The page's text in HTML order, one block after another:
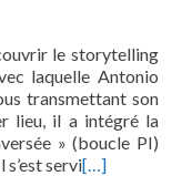
le storytelling
laquelle Antonio
transmettant son
lieu, il a intégré la
» (boucle PI)
servi[…]